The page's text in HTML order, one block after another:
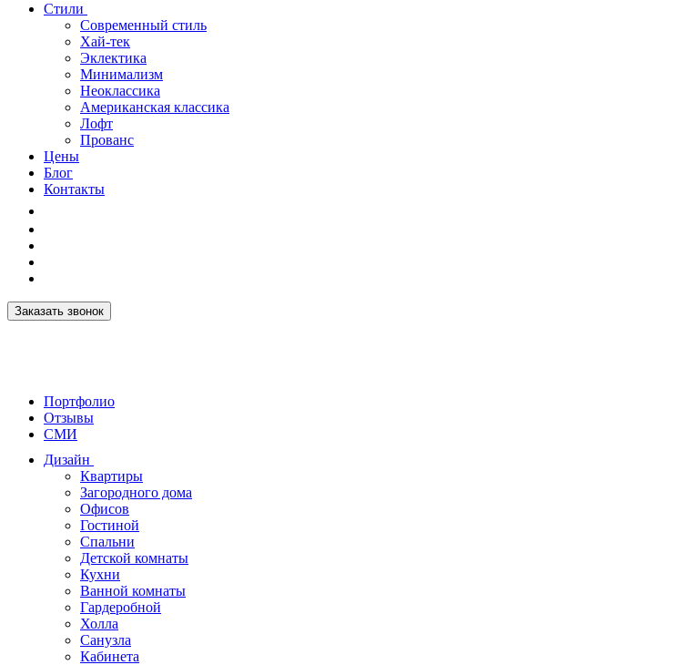
Стили
Современный стиль
Хай-тек
Эклектика
Минимализм
Неоклассика
Американская классика
Лофт
Прованс
Цены
Блог
Контакты
Заказать звонок
Портфолио
Отзывы
СМИ
Дизайн
Квартиры
Загородного дома
Офисов
Гостиной
Спальни
Детской комнаты
Кухни
Ванной комнаты
Гардеробной
Холла
Санузла
Кабинета